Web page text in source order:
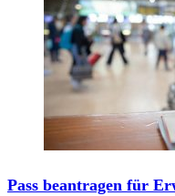
Pass beantragen für